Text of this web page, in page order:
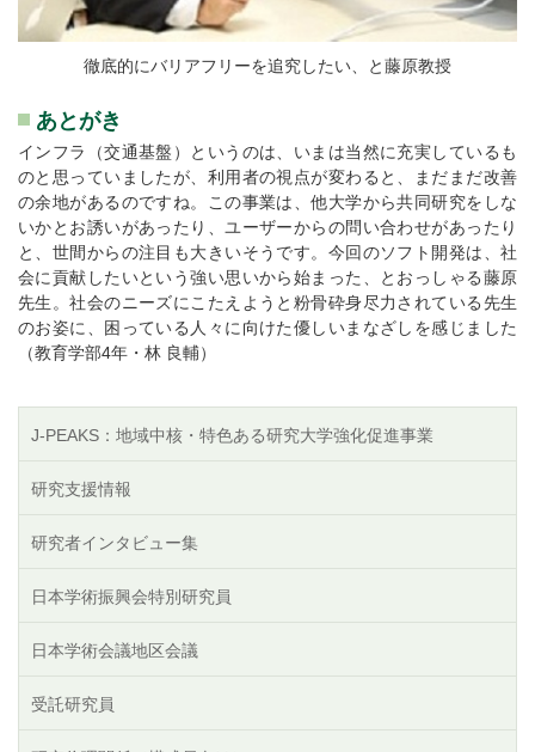
徹底的にバリアフリーを追究したい、と藤原教授
あとがき
インフラ（交通基盤）というのは、いまは当然に充実しているも
のと思っていましたが、利用者の視点が変わると、まだまだ改善
の余地があるのですね。この事業は、他大学から共同研究をしな
いかとお誘いがあったり、ユーザーからの問い合わせがあったり
と、世間からの注目も大きいそうです。今回のソフト開発は、社
会に貢献したいという強い思いから始まった、とおっしゃる藤原
先生。社会のニーズにこたえようと粉骨砕身尽力されている先生
のお姿に、困っている人々に向けた優しいまなざしを感じました
（教育学部4年・林 良輔）
J-PEAKS：地域中核・特色ある研究大学強化促進事業
研究支援情報
研究者インタビュー集
日本学術振興会特別研究員
日本学術会議地区会議
受託研究員